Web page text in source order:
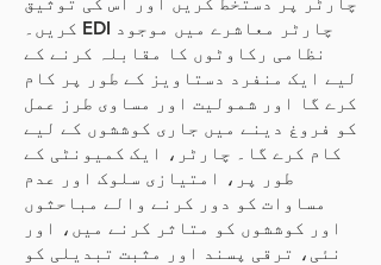
کریں۔ EDI چارٹر معاشرے میں موجود
نظامی رکاوٹوں کا مقابلہ کرنے کے
لیے ایک منفرد دستاویز کے طور پر کام
کرے گا اور شمولیت اور مساوی طرز عمل
کو فروغ دینے میں جاری کوششوں کے لیے
کام کرے گا۔ چارٹر، ایک کمیونٹی کے
طور پر، امتیازی سلوک اور عدم
مساوات کو دور کرنے والے مباحثوں
اور کوششوں کو متاثر کرنے میں، اور
نئی، ترقی پسند اور مثبت تبدیلی کو